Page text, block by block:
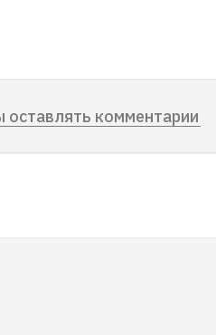
оставлять комментарии